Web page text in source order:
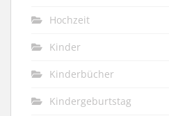
Hochzeit
Kinder
Kinderbücher
Kindergeburtstag